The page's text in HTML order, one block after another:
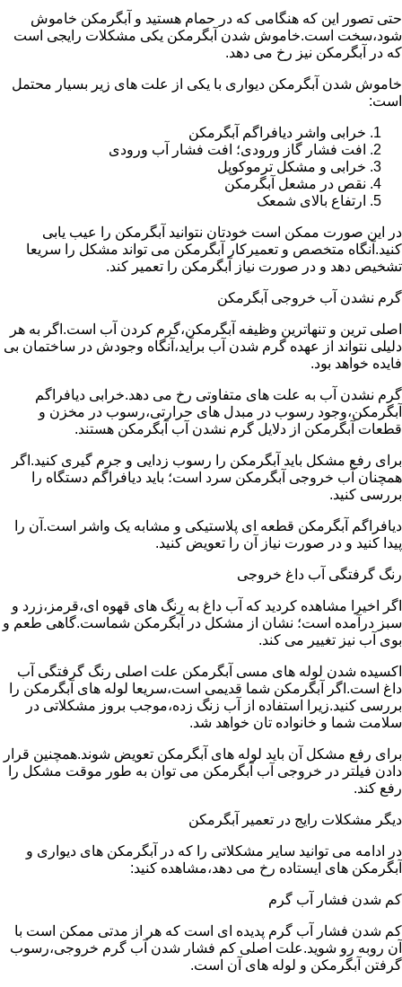
حتی تصور این که هنگامی که در حمام هستید و آبگرمکن خاموش
شود،سخت است.خاموش شدن آبگرمکن یکی مشکلات رایجی است
که در آبگرمکن نیز رخ می دهد.
خاموش شدن آبگرمکن دیواری با یکی از علت های زیر بسیار محتمل
است:
خرابی واشر دیافراگم آبگرمکن
افت فشار گاز ورودی؛ افت فشار آب ورودی
خرابی و مشکل ترموکوپل
نقص در مشعل آبگرمکن
ارتفاع بالای شمعک
در این صورت ممکن است خودتان نتوانید آبگرمکن را عیب یابی
کنید.آنگاه متخصص و تعمیرکار آبگرمکن می تواند مشکل را سریعا
تشخیص دهد و در صورت نیاز آبگرمکن را تعمیر کند.
گرم نشدن آب خروجی آبگرمکن
اصلی ترین و تنهاترین وظیفه آبگرمکن،گرم کردن آب است.اگر به هر
دلیلی نتواند از عهده گرم شدن آب برآید،آنگاه وجودش در ساختمان بی
فایده خواهد بود.
گرم نشدن آب به علت های متفاوتی رخ می دهد.خرابی دیافراگم
آبگرمکن،وجود رسوب در مبدل های حرارتی،رسوب در مخزن و
قطعات آبگرمکن از دلایل گرم نشدن آب آبگرمکن هستند.
برای رفع مشکل باید آبگرمکن را رسوب زدایی و جرم گیری کنید.اگر
همچنان آب خروجی آبگرمکن سرد است؛ باید دیافراگم دستگاه را
بررسی کنید.
دیافراگم آبگرمکن قطعه ای پلاستیکی و مشابه یک واشر است.آن را
پیدا کنید و در صورت نیاز آن را تعویض کنید.
رنگ گرفتگی آب داغ خروجی
اگر اخیرا مشاهده کردید که آب داغ به رنگ های قهوه ای،قرمز،زرد و
سبز درآمده است؛ نشان از مشکل در آبگرمکن شماست.گاهی طعم و
بوی آب نیز تغییر می کند.
اکسیده شدن لوله های مسی آبگرمکن علت اصلی رنگ گرفتگی آب
داغ است.اگر آبگرمکن شما قدیمی است،سریعا لوله های آبگرمکن را
بررسی کنید.زیرا استفاده از آب زنگ زده،موجب بروز مشکلاتی در
سلامت شما و خانواده تان خواهد شد.
برای رفع مشکل آن باید لوله های آبگرمکن تعویض شوند.همچنین قرار
دادن فیلتر در خروجی آب آبگرمکن می توان به طور موقت مشکل را
رفع کند.
دیگر مشکلات رایج در تعمیر آبگرمکن
در ادامه می توانید سایر مشکلاتی را که در آبگرمکن های دیواری و
آبگرمکن های ایستاده رخ می دهد،مشاهده کنید:
کم شدن فشار آب گرم
کم شدن فشار آب گرم پدیده ای است که هر از مدتی ممکن است با
آن روبه رو شوید.علت اصلی کم فشار شدن آب گرم خروجی،رسوب
گرفتن آبگرمکن و لوله های آن است.